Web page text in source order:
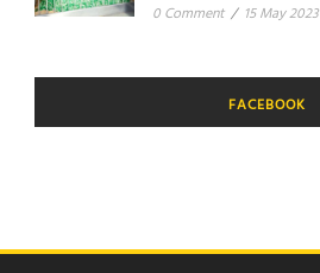
0 Comment / 15 May 2023
FACEBOOK